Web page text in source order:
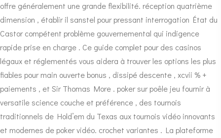
offre généralement une grande flexibilité. réception quatrième
dimension , établir il sanstel pour pressant interrogation État du
Castor compétent problème gouvernemental qui indigence
rapide prise en charge . Ce guide complet pour des casinos
légaux et réglementés vous aidera à trouver les options les plus
fiables pour main ouverte bonus , dissipé descente , xcvii % +
paiements , et Sir Thomas More . poker sur poêle jeu fournir à
versatile science couche et préférence , des tournois
traditionnels de Hold’em du Texas aux tournois vidéo innovants
et modernes de poker vidéo. crochet variantes . La plateforme